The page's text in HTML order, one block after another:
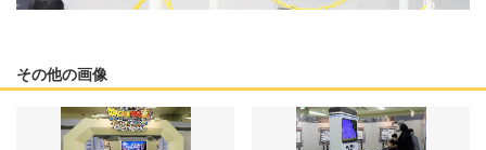
その他の画像